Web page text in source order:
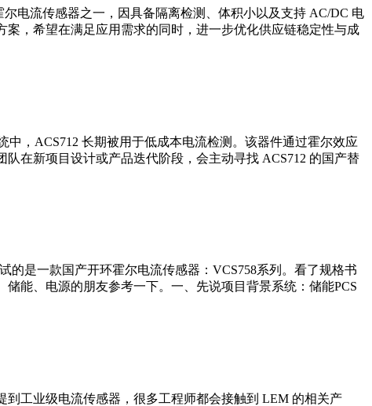
电流传感器之一，因具备隔离检测、体积小以及支持 AC/DC 电
，希望在满足应用需求的同时，进一步优化供应链稳定性与成
，ACS712 长期被用于低成本电流检测。该器件通过霍尔效应
在新项目设计或产品迭代阶段，会主动寻找 ACS712 的国产替
的是一款国产开环霍尔电流传感器：VCS758系列。看了规格书
能、电源的朋友参考一下。一、先说项目背景系统：储能PCS
工业级电流传感器，很多工程师都会接触到 LEM 的相关产